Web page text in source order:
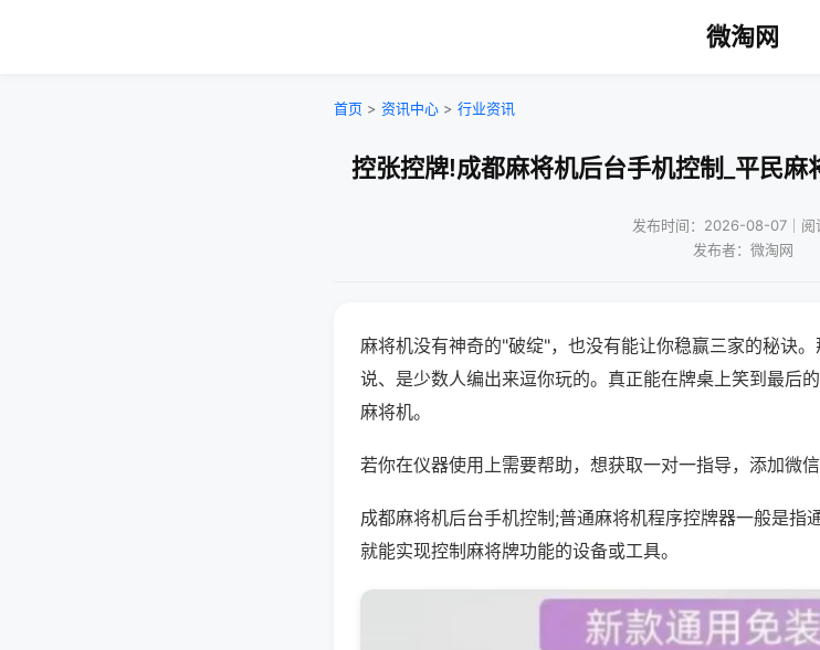
微淘网
首页 > 资讯中心 > 行业资讯
控张控牌!成都麻将机后台手机控制_平民
发布时间：2026-08-07｜阅
发布者：微淘网
麻将机没有神奇的"破绽"，也没有能让你稳赢三家的秘诀
说、是少数人编出来逗你玩的。真正能在牌桌上笑到最后
麻将机。
若你在仪器使用上需要帮助，想获取一对一指导，添加微
成都麻将机后台手机控制;普通麻将机程序控牌器一般是指
就能实现控制麻将牌功能的设备或工具。